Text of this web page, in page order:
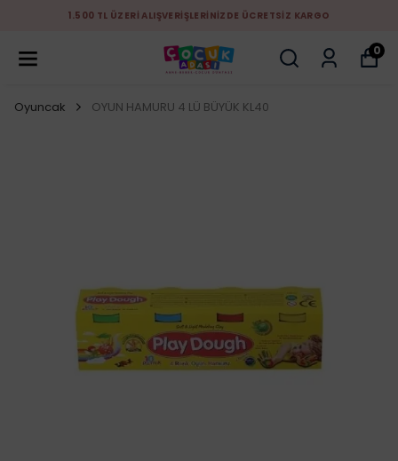
1.500 TL ÜZERİ ALIŞVERİŞLERİNİZDE ÜCRETSİZ KARGO
0
Oyuncak OYUN HAMURU 4 LÜ BÜYÜK KL40